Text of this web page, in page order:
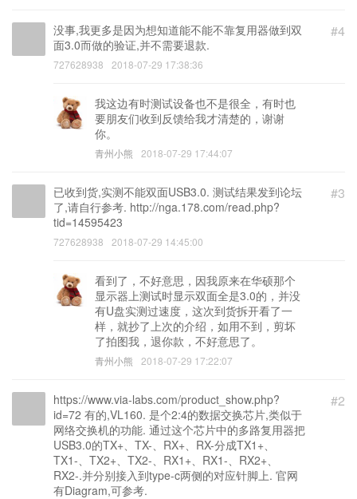
#4
没事,我更多是因为想知道能不能不靠复用器做到双
面3.0而做的验证,并不需要退款.
727628938 2018-07-29 17:38:36
我这边有时测试设备也不是很全，有时也
要朋友们收到反馈给我才清楚的，谢谢
你。
青州小熊 2018-07-29 17:44:07
#3
已收到货,实测不能双面USB3.0. 测试结果发到论坛
了,请自行参考. http://nga.178.com/read.php?
tid=14595423
727628938 2018-07-29 14:45:00
看到了，不好意思，因我原来在华硕那个
显示器上测试时显示双面全是3.0的，并没
有U盘实测过速度，这次到货拆开看了一
样，就抄了上次的介绍，如用不到，剪坏
了拍图我，退你款，不好意思了。
青州小熊 2018-07-29 17:22:07
#2
https://www.via-labs.com/product_show.php?
id=72 有的,VL160. 是个2:4的数据交换芯片,类似于
网络交换机的功能. 通过这个芯片中的多路复用器把
USB3.0的TX+、TX-、RX+、RX-分成TX1+、
TX1-、TX2+、TX2-、RX1+、RX1-、RX2+、
RX2-.并分别接入到type-c两侧的对应针脚上. 官网
有Diagram,可参考.